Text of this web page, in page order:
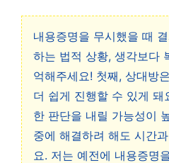
내용증명을 무시했을 때
하는 법적 상황, 생각보다
억해주세요! 첫째, 상대방
더 쉽게 진행할 수 있게 돼
한 판단을 내릴 가능성이
중에 해결하려 해도 시간
요. 저는 예전에 내용증명